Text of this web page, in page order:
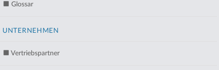
Glossar
UNTERNEHMEN
Vertriebspartner